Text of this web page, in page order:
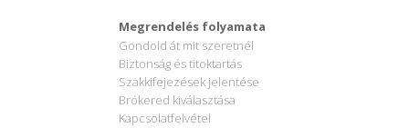
Megrendelés folyamata
Gondold át mit szeretnél
Biztonság és titoktartás
Szakkifejezések jelentése
Brókered kiválasztása
Kapcsolatfelvétel